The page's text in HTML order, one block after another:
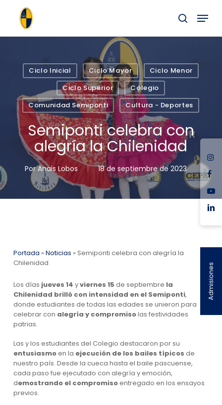
buscar
Menu
Ciclo Inicial Ciclo Mayor
Ciclo Menor
Ciclo Superior
Colegio
Comunidad Semiponti
Cultura - Deportes
Semiponti celebra con
alegría la Chilenidad
Por Anais Lobos 18 de septiembre de 2023
Portada » Noticias » Semiponti celebra con alegría la
Chilenidad
Los días jueves 14 yviernes 15 de septiembre la
Chilenidad brilló con intensidad en el Semiponti,
donde estudiantes de todas las edades se unieron para
celebrar con alegría y compromisolas festividades
patrias.
Las y los estudiantes del Colegio destacaron por su
entusiasmoen la ejecución de los bailes típicos de
nuestro país. Desde la cueca hasta el baile pascuense,
cada paso fue ejecutado con alegría y emoción,
demostrando el compromisoentregado en los ensayos
previos.
Admisiones
Menu